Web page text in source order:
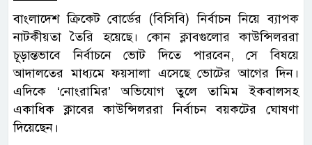
বাংলাদেশ ক্রিকেট বোর্ডের (বিসিবি) নির্বাচন নিয়ে ব্যাপক
নাটকীয়তা তৈরি হয়েছে। কোন ক্লাবগুলোর কাউন্সিলররা
চূড়ান্তভাবে নির্বাচনে ভোট দিতে পারবেন, সে বিষয়ে
আদালতের মাধ্যমে ফয়সালা এসেছে ভোটের আগের দিন।
এদিকে ‘নোংরামির’ অভিযোগ তুলে তামিম ইকবালসহ
একাধিক ক্লাবের কাউন্সিলররা নির্বাচন বয়কটের ঘোষণা
দিয়েছেন।